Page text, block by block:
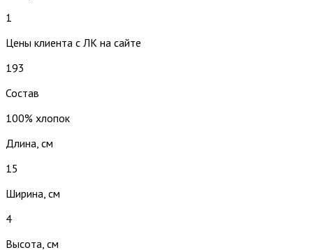
1
Цены клиента с ЛК на сайте
193
Состав
100% хлопок
Длина, см
15
Ширина, см
4
Высота, см